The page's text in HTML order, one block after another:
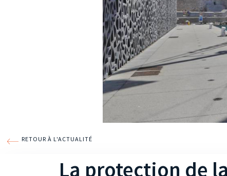
RETOUR À L'ACTUALITÉ
La protection de